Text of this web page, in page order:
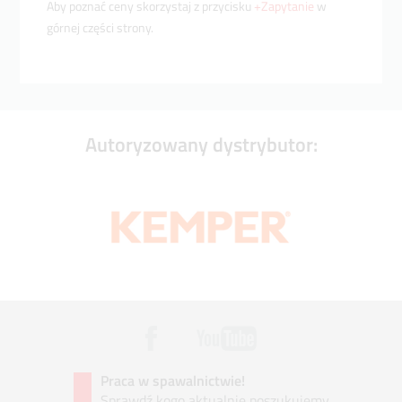
Aby poznać ceny skorzystaj z przycisku +Zapytanie w
górnej części strony.
Autoryzowany dystrybutor: